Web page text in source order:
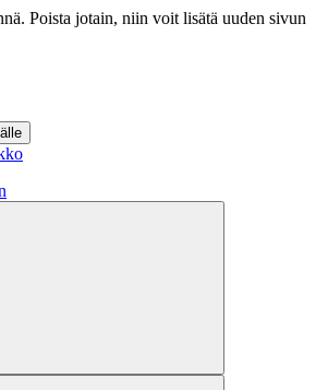
Poista jotain, niin voit lisätä uuden sivun